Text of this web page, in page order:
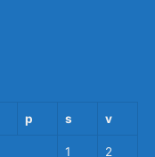
p s v
1 2